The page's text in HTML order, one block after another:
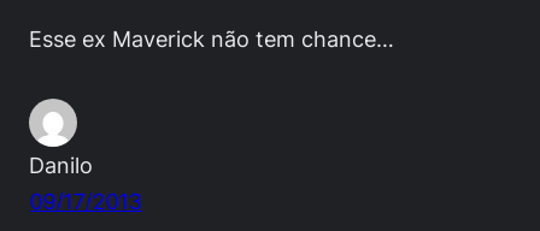
Esse ex Maverick não tem chance…
Danilo
09/17/2013